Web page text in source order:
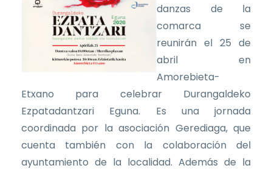
danzas de la
comarca se
reunirán el 25 de
abril en
Amorebieta-
Etxano para celebrar Durangaldeko
Ezpatadantzari Eguna. Es una jornada
coordinada por la asociación Gerediaga, que
cuenta también con la colaboración del
ayuntamiento de la localidad. Además de la